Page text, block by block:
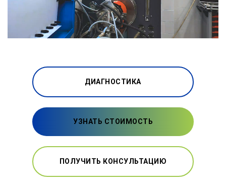
ДИАГНОСТИКА
УЗНАТЬ СТОИМОСТЬ
ПОЛУЧИТЬ КОНСУЛЬТАЦИЮ